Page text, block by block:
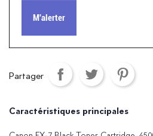
M'alerter
Partager
Caractéristiques principales